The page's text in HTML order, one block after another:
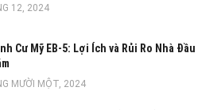
12, 2024
Cư Mỹ EB-5: Lợi Ích và Rủi Ro Nhà Đầu
MƯỜI MỘT, 2024